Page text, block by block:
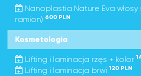
Nanoplastia Nature Eva
ramion) 600 PLN
Kosmetologia
Lifting i laminacja rzęs + kolor
Lifting i laminacja brwi 120 PLN